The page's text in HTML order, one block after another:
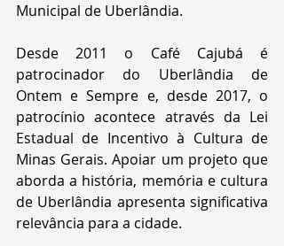
Municipal de Uberlândia.
Desde 2011 o Café Cajubá é
patrocinador do Uberlândia de
Ontem e Sempre e, desde 2017, o
patrocínio acontece através da Lei
Estadual de Incentivo à Cultura de
Minas Gerais. Apoiar um projeto que
aborda a história, memória e cultura
de Uberlândia apresenta significativa
relevância para a cidade.